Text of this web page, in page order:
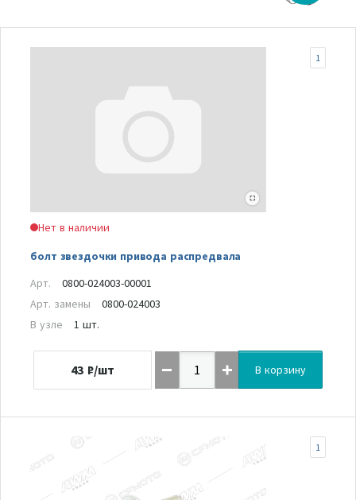
Нет в наличии
болт звездочки привода распредвала
1
Арт.
0800-024003-00001
Арт. замены
0800-024003
В узле
1 шт.
43 ₽/шт В корзину
1